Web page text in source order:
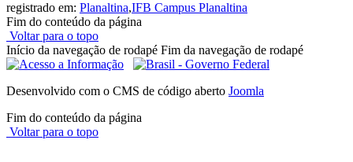
registrado em: Planaltina,IFB Campus Planaltina
Fim do conteúdo da página
Voltar para o topo
Início da navegação de rodapé Fim da navegação de rodapé
Desenvolvido com o CMS de código aberto Joomla
Fim do conteúdo da página
Voltar para o topo